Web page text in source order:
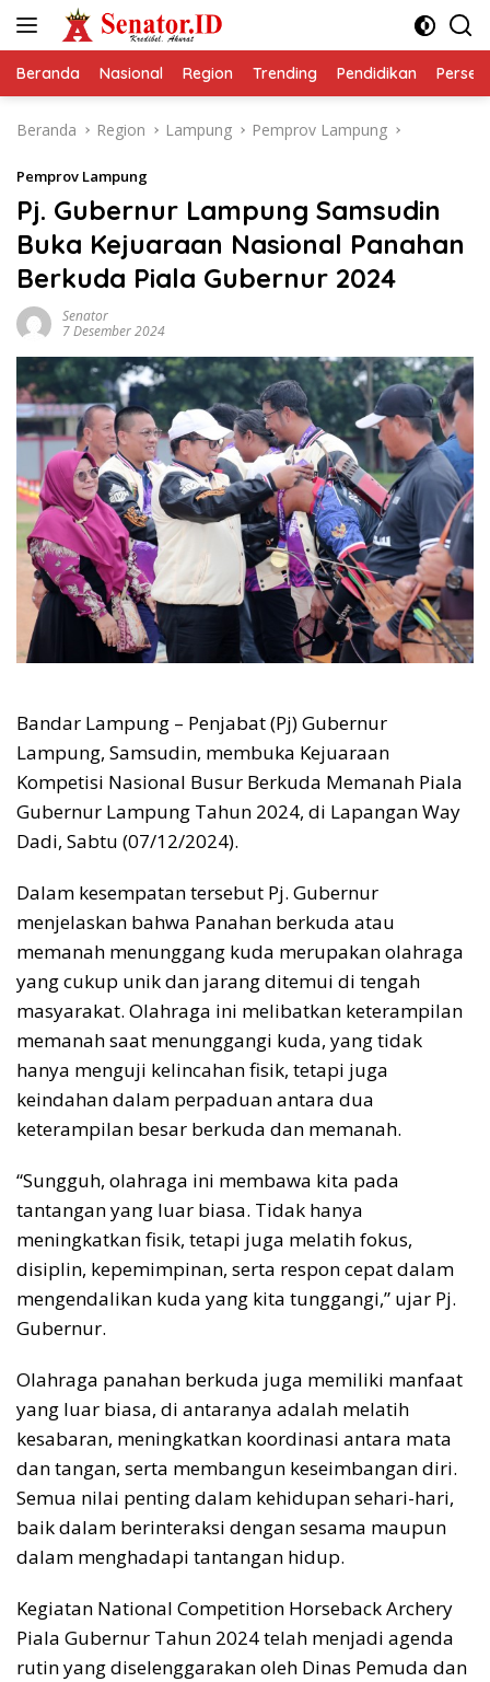
Beranda Nasional Region Trending Pendidikan
Beranda Region Lampung Pemprov Lampung
Pemprov Lampung
Pj. Gubernur Lampung Samsudin
Buka Kejuaraan Nasional Panahan
Berkuda Piala Gubernur 2024
Senator
7 Desember 2024
Bandar Lampung – Penjabat (Pj) Gubernur
Lampung, Samsudin, membuka Kejuaraan
Kompetisi Nasional Busur Berkuda Memanah Piala
Gubernur Lampung Tahun 2024, di Lapangan Way
Dadi, Sabtu (07/12/2024).
Dalam kesempatan tersebut Pj. Gubernur
menjelaskan bahwa Panahan berkuda atau
memanah menunggang kuda merupakan olahraga
yang cukup unik dan jarang ditemui di tengah
masyarakat. Olahraga ini melibatkan keterampilan
memanah saat menunggangi kuda, yang tidak
hanya menguji kelincahan fisik, tetapi juga
keindahan dalam perpaduan antara dua
keterampilan besar berkuda dan memanah.
“Sungguh, olahraga ini membawa kita pada
tantangan yang luar biasa. Tidak hanya
meningkatkan fisik, tetapi juga melatih fokus,
disiplin, kepemimpinan, serta respon cepat dalam
mengendalikan kuda yang kita tunggangi,” ujar Pj.
Gubernur.
Olahraga panahan berkuda juga memiliki manfaat
yang luar biasa, di antaranya adalah melatih
kesabaran, meningkatkan koordinasi antara mata
dan tangan, serta membangun keseimbangan diri.
Semua nilai penting dalam kehidupan sehari-hari,
baik dalam berinteraksi dengan sesama maupun
dalam menghadapi tantangan hidup.
Kegiatan National Competition Horseback Archery
Piala Gubernur Tahun 2024 telah menjadi agenda
rutin yang diselenggarakan oleh Dinas Pemuda dan